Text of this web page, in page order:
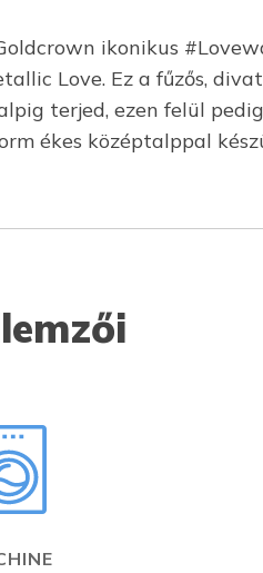
ikonikus
Love. Ez a fűzős,
terjed, ezen felül
ékes középtalppal